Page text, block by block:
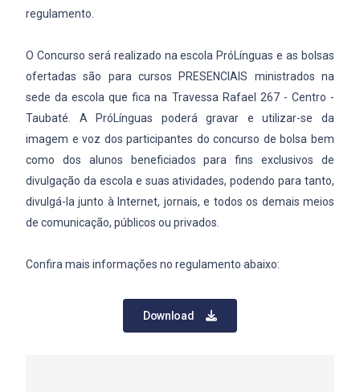
regulamento.
O Concurso será realizado na escola PróLínguas e as bolsas
ofertadas são para cursos PRESENCIAIS ministrados na
sede da escola que fica na Travessa Rafael 267 - Centro -
Taubaté. A PróLínguas poderá gravar e utilizar-se da
imagem e voz dos participantes do concurso de bolsa bem
como dos alunos beneficiados para fins exclusivos de
divulgação da escola e suas atividades, podendo para tanto,
divulgá-la junto à Internet, jornais, e todos os demais meios
de comunicação, públicos ou privados.
Confira mais informações no regulamento abaixo:
Download